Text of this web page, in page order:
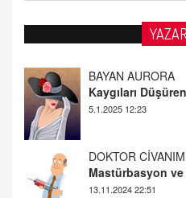
DOKTOR CİVANIM
Mastürbasyon ve
13.11.2024 22:51
ALİ EFENDİ
Adana At Yarışı
Cumartesi